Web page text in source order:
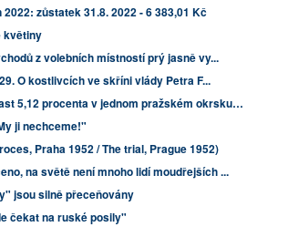
zůstatek 31.8. 2022 - 6 383,01 Kč
květiny
z volebních místností prý jasně vy...
O kostlivcích ve skříni vlády Petra F...
5,12 procenta v jednom pražském okrsku…
ji nechceme!"
Praha 1952 / The trial, Prague 1952)
na světě není mnoho lidí moudřejších ...
jsou silně přeceňovány
čekat na ruské posily"